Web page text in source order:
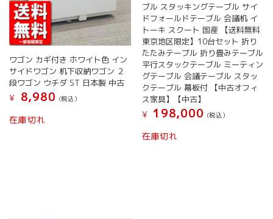
ワゴン カギ付き ホワイト色 イン
サイドワゴン 机下収納ワゴン ２
段ワゴン ウチダ ST 日本製 中古
¥
8,980 (税込）
在庫切れ
ブル スタッキングテーブル サイ
ドフォールドテーブル 会議机 イ
トーキ スクート 国産 【送料無料
東京地区限定】10台セット 折り
たたみテーブル 折り畳みテーブル
平行スタックテーブル ミーティン
グテーブル 会議テーブル スタッ
クテーブル 幕板付 【中古オフィ
ス家具】【中古】
¥
198,000 (税込）
在庫切れ